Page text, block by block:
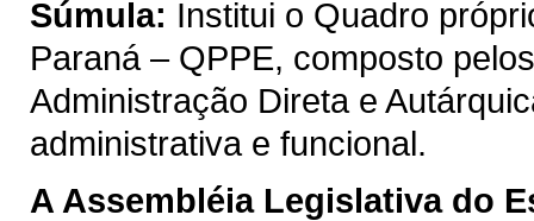
Súmula: Institui o Quadro
Paraná – QPPE, composto
Administração Direta e
administrativa e funcional.
A Assembléia Legislativa do